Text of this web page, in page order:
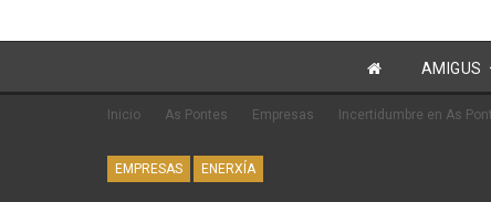
AMIGUS
Inicio As Pontes Empresas Incertidumbre en As
EMPRESAS ENERXÍA